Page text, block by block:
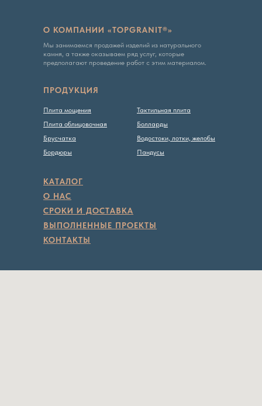
О КОМПАНИИ «TOPGRANIT®»
Мы занимаемся продажей изделий из натурального
камня, а также оказываем ряд услуг, которые
предполагают проведение работ с этим материалом.
Тактильная плита
Болларды
Водостоки, лотки, желобы
Пандусы
КАТАЛОГ
О НАС
СРОКИ И ДОСТАВКА
ВЫПОЛНЕННЫЕ ПРОЕКТЫ
КОНТАКТЫ
ПРОДУКЦИЯ
Плита мощения
Плита облицовочная
Брусчатка
Бордюры